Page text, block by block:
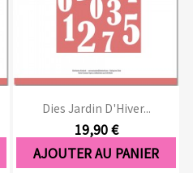
Dies Jardin D'Hiver...
19,90 €
AJOUTER AU PANIER